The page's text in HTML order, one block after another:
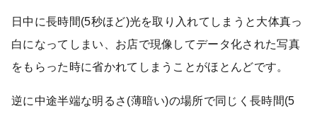
日中に長時間(5秒ほど)光を取り入れてしまうと大体真っ
白になってしまい、お店で現像してデータ化された写真
をもらった時に省かれてしまうことがほとんどです。
逆に中途半端な明るさ(薄暗い)の場所で同じく長時間(5